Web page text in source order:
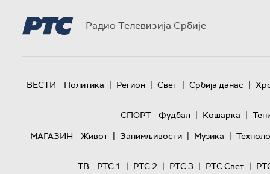
Радио Телевизија Србије
ВЕСТИ Политика | Регион | Свет | Србија данас |
СПОРТ
Фудбал | Кошарка |
МАГАЗИН
Живот | Занимљивости | Музика |
ТВ
РТС 1 | РТС 2 | РТС 3 | РТС Свет |